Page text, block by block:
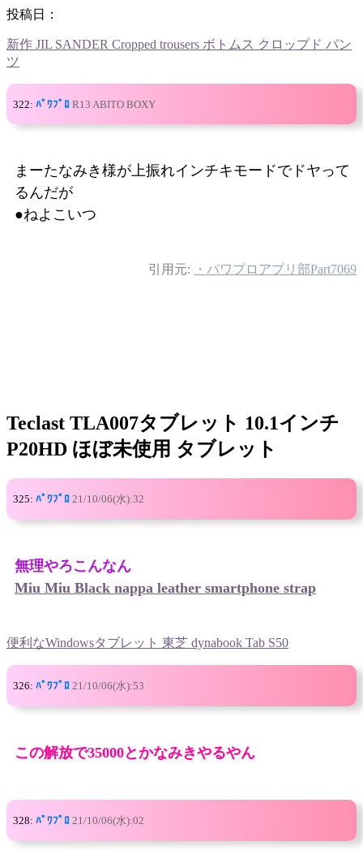
投稿日：
新作 JIL SANDER Cropped trousers ボトムス クロップド パン
ツ
322: ﾊﾟﾜﾌﾟﾛ R13 ABITO BOXY
まーたなみき様が上振れインチキモードでドヤって
るんだが
●ねよこいつ
引用元: ・パワプロアプリ部Part7069
Teclast TLA007タブレット 10.1インチ
P20HD ほぼ未使用 タブレット
325: ﾊﾟﾜﾌﾟﾛ 21/10/06(水):32
無理やろこんなん
Miu Miu Black nappa leather smartphone strap
便利なWindowsタブレット 東芝 dynabook Tab S50
326: ﾊﾟﾜﾌﾟﾛ 21/10/06(水):53
この解放で35000とかなみきやるやん
328: ﾊﾟﾜﾌﾟﾛ 21/10/06(水):02